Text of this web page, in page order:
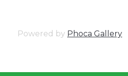
Powered by Phoca Gallery